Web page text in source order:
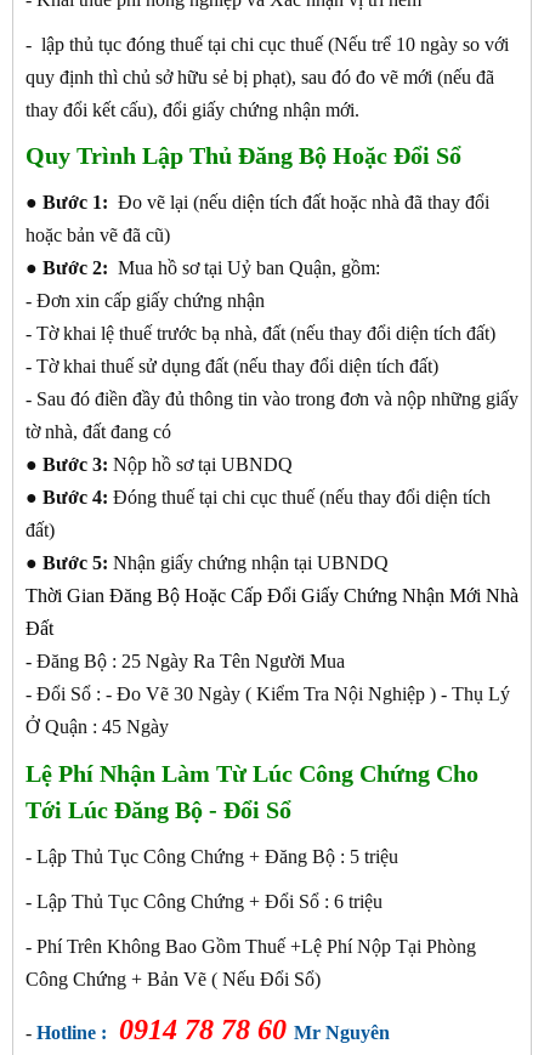
- lập thủ tục đóng thuế tại chi cục thuế (Nếu trể 10 ngày so với
quy định thì chủ sở hữu sẻ bị phạt), sau đó đo vẽ mới (nếu đã
thay đổi kết cấu), đổi giấy chứng nhận mới.
Quy Trình Lập Thủ Đăng Bộ Hoặc Đổi Sổ
● Bước 1: Đo vẽ lại (nếu diện tích đất hoặc nhà đã thay đổi
hoặc bản vẽ đã cũ)
● Bước 2: Mua hồ sơ tại Uỷ ban Quận, gồm:
- Đơn xin cấp giấy chứng nhận
- Tờ khai lệ thuế trước bạ nhà, đất (nếu thay đổi diện tích đất)
- Tờ khai thuế sử dụng đất (nếu thay đổi diện tích đất)
- Sau đó điền đầy đủ thông tin vào trong đơn và nộp những giấy
tờ nhà, đất đang có
● Bước 3: Nộp hồ sơ tại UBNDQ
● Bước 4: Đóng thuế tại chi cục thuế (nếu thay đổi diện tích
đất)
● Bước 5: Nhận giấy chứng nhận tại UBNDQ
Thời Gian Đăng Bộ Hoặc Cấp Đổi Giấy Chứng Nhận Mới Nhà
Đất
- Đăng Bộ : 25 Ngày Ra Tên Người Mua
- Đổi Sổ : - Đo Vẽ 30 Ngày ( Kiểm Tra Nội Nghiệp ) - Thụ Lý
Ở Quận : 45 Ngày
Lệ Phí Nhận Làm Từ Lúc Công Chứng Cho
Tới Lúc Đăng Bộ - Đổi Sổ
- Lập Thủ Tục Công Chứng + Đăng Bộ : 5 triệu
- Lập Thủ Tục Công Chứng + Đổi Sổ : 6 triệu
- Phí Trên Không Bao Gồm Thuế +Lệ Phí Nộp Tại Phòng
Công Chứng + Bản Vẽ ( Nếu Đổi Sổ)
- Hotline : 0914 78 78 60 Mr Nguyên